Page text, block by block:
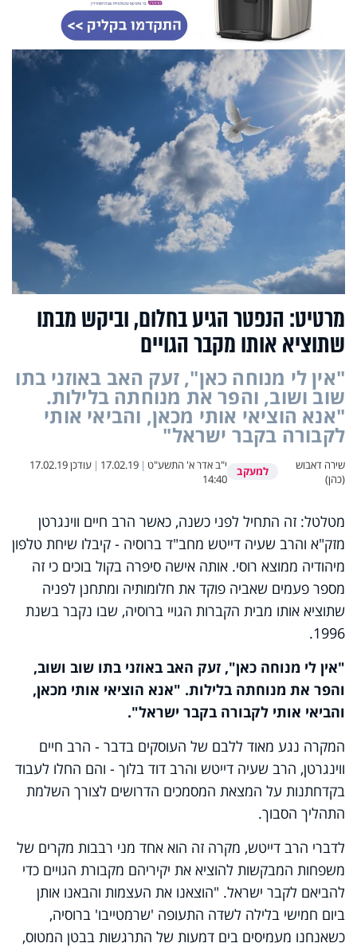
מרטיט: הנפטר הגיע בחלום, וביקש מבתו
שתוציא אותו מקבר הגויים
"אין לי מנוחה כאן", זעק האב באוזני בתו
שוב ושוב, והפר את מנוחתה בלילות.
"אנא הוציאי אותי מכאן, והביאי אותי
לקבורה בקבר ישראל"
שירה דאבוש
(כהן)
למעקב י"ב אדר א' התשע"ט |
17.02.19
| עודכן17.02.19
14:40
מטלטל: זה התחיל לפני כשנה, כאשר הרב חיים ווינגרטן
מזק"א והרב שעיה דייטש מחב"ד ברוסיה - קיבלו שיחת טלפון
מיהודיה ממוצא רוסי. אותה אישה סיפרה בקול בוכים כי זה
מספר פעמים שאביה פוקד את חלומותיה ומתחנן לפניה
שתוציא אותו מבית הקברות הגויי ברוסיה, שבו נקבר בשנת
1996.
"אין לי מנוחה כאן", זעק האב באוזני בתו שוב ושוב,
והפר את מנוחתה בלילות. "אנא הוציאי אותי מכאן,
והביאי אותי לקבורה בקבר ישראל".
המקרה נגע מאוד ללבם של העוסקים בדבר - הרב חיים
ווינגרטן, הרב שעיה דייטש והרב דוד בלוך - והם החלו לעבוד
בקדחתנות על המצאת המסמכים הדרושים לצורך השלמת
התהליך הסבוך.
לדברי הרב דייטש, מקרה זה הוא אחד מני רבבות מקרים של
משפחות המבקשות להוציא את יקיריהם מקבורת הגויים כדי
להביאם לקבר ישראל. "הוצאנו את העצמות והבאנו אותן
ביום חמישי בלילה לשדה התעופה 'שרמטייבו' ברוסיה,
כשאנחנו מעמיסים בים דמעות של התרגשות בבטן המטוס,